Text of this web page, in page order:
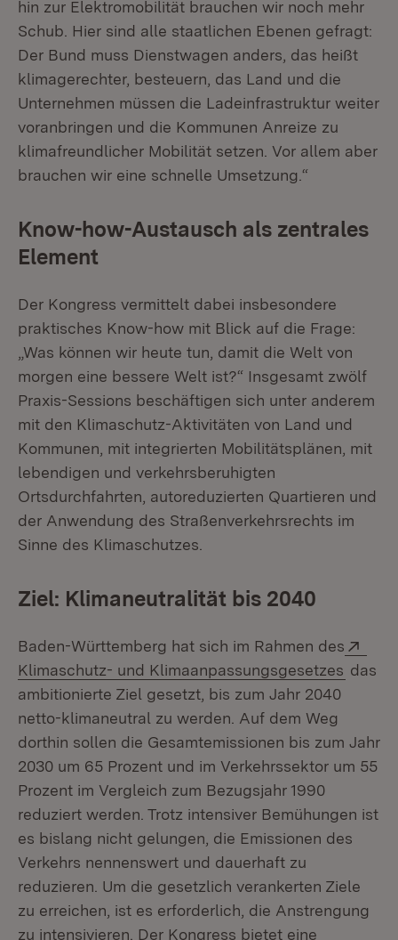
hin zur Elektromobilität brauchen wir noch mehr
Schub. Hier sind alle staatlichen Ebenen gefragt:
Der Bund muss Dienstwagen anders, das heißt
klimagerechter, besteuern, das Land und die
Unternehmen müssen die Ladeinfrastruktur weiter
voranbringen und die Kommunen Anreize zu
klimafreundlicher Mobilität setzen. Vor allem aber
brauchen wir eine schnelle Umsetzung.“
Know-how-Austausch als zentrales
Element
Der Kongress vermittelt dabei insbesondere
praktisches Know-how mit Blick auf die Frage:
„Was können wir heute tun, damit die Welt von
morgen eine bessere Welt ist?“ Insgesamt zwölf
Praxis-Sessions beschäftigen sich unter anderem
mit den Klimaschutz-Aktivitäten von Land und
Kommunen, mit integrierten Mobilitätsplänen, mit
lebendigen und verkehrsberuhigten
Ortsdurchfahrten, autoreduzierten Quartieren und
der Anwendung des Straßenverkehrsrechts im
Sinne des Klimaschutzes.
Ziel: Klimaneutralität bis 2040
Baden-Württemberg hat sich im Rahmen des
Klimaschutz- und Klimaanpassungsgesetzes das
ambitionierte Ziel gesetzt, bis zum Jahr 2040
netto-klimaneutral zu werden. Auf dem Weg
dorthin sollen die Gesamtemissionen bis zum Jahr
2030 um 65 Prozent und im Verkehrssektor um 55
Prozent im Vergleich zum Bezugsjahr 1990
reduziert werden. Trotz intensiver Bemühungen ist
es bislang nicht gelungen, die Emissionen des
Verkehrs nennenswert und dauerhaft zu
reduzieren. Um die gesetzlich verankerten Ziele
zu erreichen, ist es erforderlich, die Anstrengung
zu intensivieren. Der Kongress bietet eine